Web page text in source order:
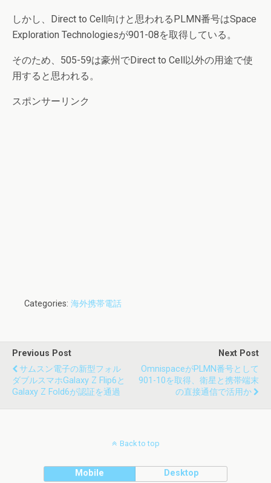
しかし、Direct to Cell向けと思われるPLMN番号はSpace
Exploration Technologiesが901-08を取得している。
そのため、505-59は豪州でDirect to Cell以外の用途で使
用すると思われる。
スポンサーリンク
Categories: 海外携帯電話
Previous Post
サムスン電子の新型フォル
ダブルスマホGalaxy Z Flip6と
Galaxy Z Fold6が認証を通過
Next Post
OmnispaceがPLMN番号として
901-10を取得、衛星と携帯端末
の直接通信で活用か
Back to top
Mobile Desktop